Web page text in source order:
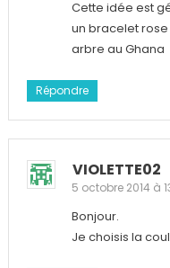
Cette idée est
un bracelet
arbre au Ghana
Répondre
VIOLETTE02
5 octobre 2014 à
Bonjour.
Je choisis la